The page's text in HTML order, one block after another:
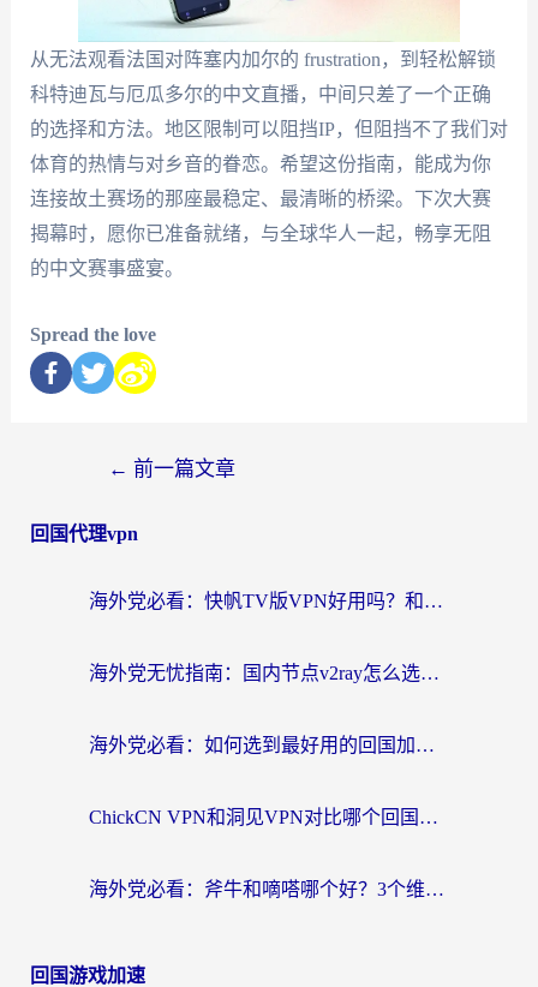
从无法观看法国对阵塞内加尔的 frustration，到轻松解锁
科特迪瓦与厄瓜多尔的中文直播，中间只差了一个正确
的选择和方法。地区限制可以阻挡IP，但阻挡不了我们对
体育的热情与对乡音的眷恋。希望这份指南，能成为你
连接故土赛场的那座最稳定、最清晰的桥梁。下次大赛
揭幕时，愿你已准备就绪，与全球华人一起，畅享无阻
的中文赛事盛宴。
Spread the love
← 前一篇文章
回国代理vpn
海外党必看：快帆TV版VPN好用吗？和快游VPN对比哪个回国效果更好？附实用避坑指南
海外党无忧指南：国内节点v2ray怎么选？一键回国VPN+多场景实测帮你避坑
海外党必看：如何选到最好用的回国加速器？从节点到售后的全维度指南
ChickCN VPN和洞见VPN对比哪个回国效果更好？海外党亲测3款加速器+避坑指南
海外党必看：斧牛和嘀嗒哪个好？3个维度教你选对回国加速器
回国游戏加速